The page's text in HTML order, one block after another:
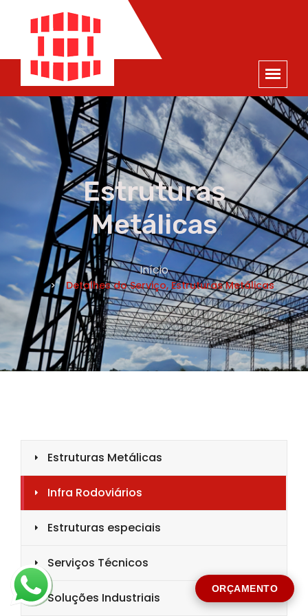
ORÇAMENTO
×
ORÇAMENTO
NOME *
E-MAIL *
TELEFONE *
CIDADE *
MENSAGEM *
Solicitar Orçamento